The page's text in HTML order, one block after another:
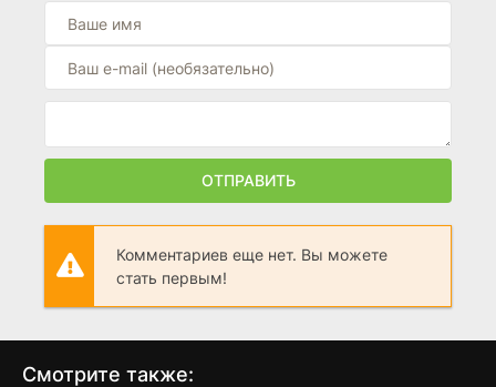
ОТПРАВИТЬ
Комментариев еще нет. Вы можете
стать первым!
Смотрите также: